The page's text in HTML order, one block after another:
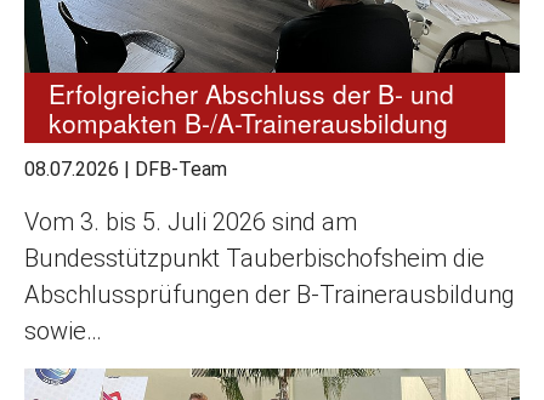
Erfolgreicher Abschluss der B- und
kompakten B-/A-Trainerausbildung
08.07.2026 | DFB-Team
Vom 3. bis 5. Juli 2026 sind am
Bundesstützpunkt Tauberbischofsheim die
Abschlussprüfungen der B-Trainerausbildung
sowie…